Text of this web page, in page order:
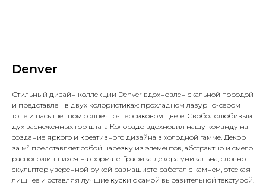
Denver
Стильный дизайн коллекции Denver вдохновлен скальной породой
и представлен в двух колористиках: прохладном лазурно-сером
тоне и насыщенном солнечно-персиковом цвете. Свободолюбивый
дух заснеженных гор штата Колорадо вдохновил нашу команду на
создание яркого и креативного дизайна в холодной гамме. Декор
за м² представляет собой нарезку из элементов, абстрактно и смело
расположившихся на формате. Графика декора уникальна, словно
скульптор уверенной рукой размашисто работал с камнем, отсекая
лишнее и оставляя лучшие куски с самой выразительной текстурой.